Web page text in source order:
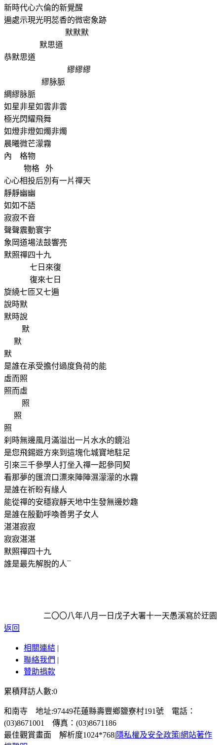
新時代心六倫的新覺醒
遍處示現光明蕊香的微密象跡
默默默
默思道
恭默思道
繆繆繆
繆脉脈
綢繆脉脈
如星非星如雲非雲
極光閃耀飛舞
如燈非燈如燭非燭
晨曦微芒濛霧
內
格物
物格
外
心心相投后別有一片禪天
靜靜幽幽
如如不語
寂寂不音
聲聲震動寰宇
象岡道場法鼓響亮
默照禪四十九
七日來復
復來七日
旋繞七匝又七遍
說時默
默時說
默
默
默
是誰在承受擔付過度負荷的能
虛而照
照而虛
照
照
照
刹時無邊風月滿溢出一片水水的鏡沿
是您飛錫遊方來到這塊化城寶地駐足
引來三千參學人打坐入禪一起參同契
看那夢的匯流口漂來陣陣濕濛濛的水霧
是誰在祈盼有緣人
能從禪的安穩寂靜天地中生發無邊妙趣
是誰在殷勤呼喚善男子女人
湛湛寂寂
寂寂湛湛
默照禪四十九
誰是最先解脫的人¯
二〇〇八年八月一日戊子大署十一天愚溪寫於迂園
返回
相關連結 |
聯絡我們 |
贊助捐款
累積拜訪人數:0
和南寺 地址:97449花蓮縣壽豐鄉鹽寮村191號 電話：
(03)8671001 傳真：(03)8671186
最佳觀賞畫面 解析度1024*768|隱私權及安全政策|網站著作